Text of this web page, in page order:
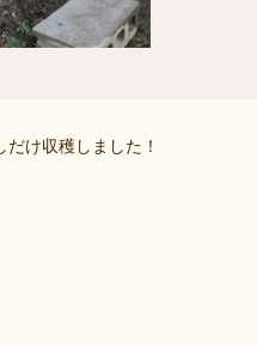
け収穫しました！